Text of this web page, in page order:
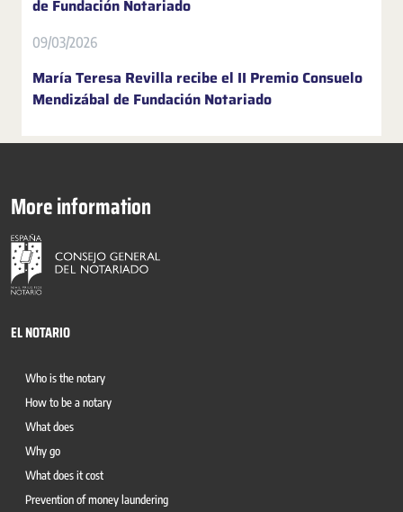
de Fundación Notariado
09/03/2026
María Teresa Revilla recibe el II Premio Consuelo
Mendizábal de Fundación Notariado
More information
EL NOTARIO
Who is the notary
How to be a notary
What does
Why go
What does it cost
Prevention of money laundering